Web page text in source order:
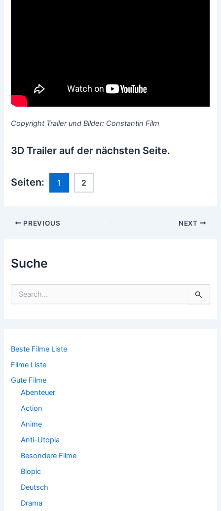
Suche
n
c
h
Beste Filme Liste
Filme Liste
Gute Filme
Abenteuer
Action
Anime
Anti-Utopia
Besondere Filme
Biopic
Deutsch
Drama
Copyright Trailer und Bilder: Constantin Film
3D Trailer auf der nächsten Seite.
Seiten: 1 2
Post
PREVIOUS NEXT